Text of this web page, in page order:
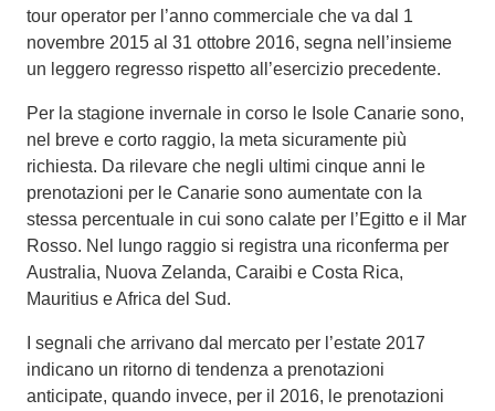
tour operator per l’anno commerciale che va dal 1
novembre 2015 al 31 ottobre 2016, segna nell’insieme
un leggero regresso rispetto all’esercizio precedente.
Per la stagione invernale in corso le Isole Canarie sono,
nel breve e corto raggio, la meta sicuramente più
richiesta. Da rilevare che negli ultimi cinque anni le
prenotazioni per le Canarie sono aumentate con la
stessa percentuale in cui sono calate per l’Egitto e il Mar
Rosso. Nel lungo raggio si registra una riconferma per
Australia, Nuova Zelanda, Caraibi e Costa Rica,
Mauritius e Africa del Sud.
I segnali che arrivano dal mercato per l’estate 2017
indicano un ritorno di tendenza a prenotazioni
anticipate, quando invece, per il 2016, le prenotazioni